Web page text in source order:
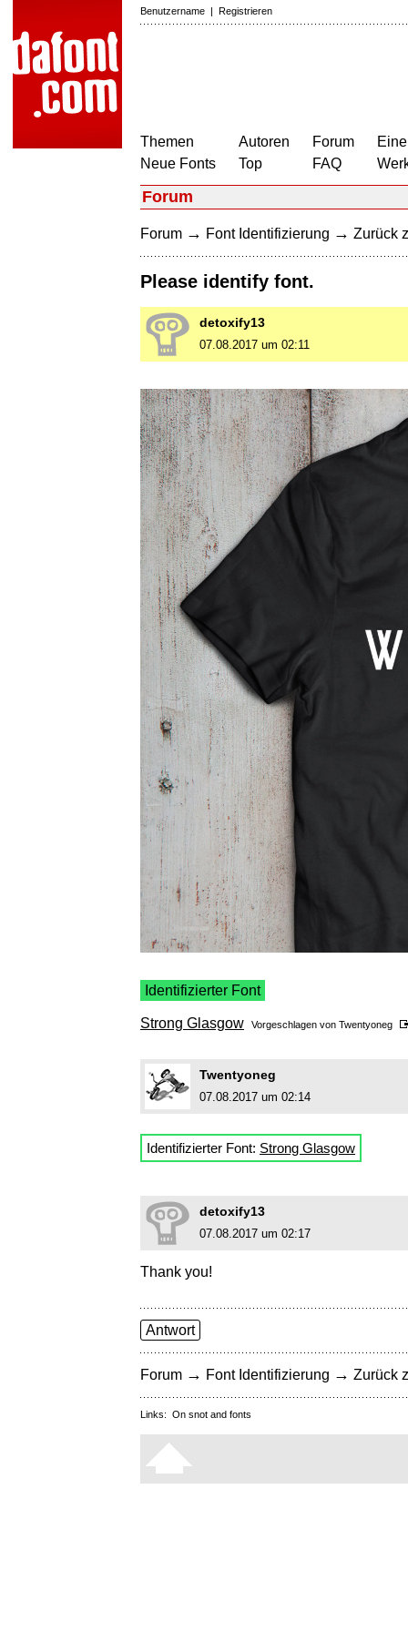
Benutzername | Registrieren
Themen
Neue Fonts
Autoren
Top
Forum
FAQ
Forum
Forum → Font Identifizierung → Zurück
Please identify font.
detoxify13
07.08.2017 um 02:11
Identifizierter Font
Strong Glasgow Vorgeschlagen von Twentyoneg
Twentyoneg
07.08.2017 um 02:14
Identifizierter Font: Strong Glasgow
detoxify13
07.08.2017 um 02:17
Thank you!
Antwort
Forum → Font Identifizierung → Zurück
Links: On snot and fonts